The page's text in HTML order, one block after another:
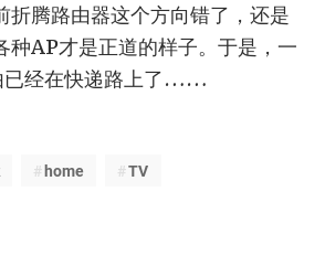
折腾路由器这个方向错了，还是
种AP才是正道的样子。于是，一
已经在快递路上了……
home TV